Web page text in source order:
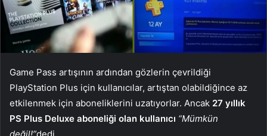
Game Pass artışının ardından gözlerin çevrildiği
PlayStation Plus için kullanıcılar, artıştan olabildiğince az
etkilenmek için aboneliklerini uzatıyorlar. Ancak 27 yıllık
PS Plus Deluxe aboneliği olan kullanıcı “Mümkün
değil!”dedi.